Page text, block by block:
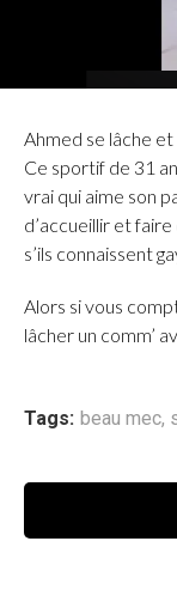
Ahmed se lâche
Ce sportif de 31
vrai qui aime son
d’accueillir et
s’ils connaissent
Alors si vous
lâcher un comm’
Tags: beau mec,